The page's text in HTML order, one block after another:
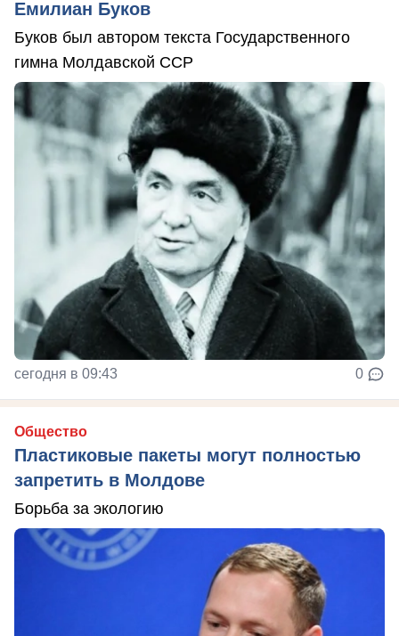
Емилиан Буков
Буков был автором текста Государственного
гимна Молдавской ССР
сегодня в 09:43 0
Общество
Пластиковые пакеты могут полностью
запретить в Молдове
Борьба за экологию